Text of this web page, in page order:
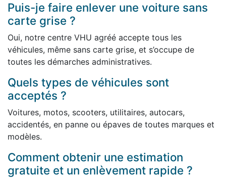
Puis-je faire enlever une voiture sans
carte grise ?
Oui, notre centre VHU agréé accepte tous les
véhicules, même sans carte grise, et s’occupe de
toutes les démarches administratives.
Quels types de véhicules sont
acceptés ?
Voitures, motos, scooters, utilitaires, autocars,
accidentés, en panne ou épaves de toutes marques et
modèles.
Comment obtenir une estimation
gratuite et un enlèvement rapide ?